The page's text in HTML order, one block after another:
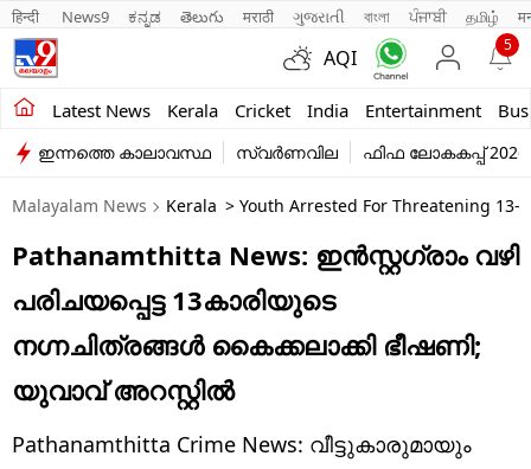
हिन्दी News9 ಕನ್ನಡ తెలుగు मराठी ગુજરાતી বাংলা ਪੰਜਾਬੀ தமிழ்
AQI
5
Latest News Kerala Cricket India Entertainment
Kerala
India
Entertainment
Business
Education
Lifestyle
ഇന്നത്തെ കാലാവസ്ഥ സ്വർണവില ഫിഫ ലോകകപ്പ് 2026
Malayalam News Kerala > Youth Arrested For Threatening
Pathanamthitta News: ഇൻസ്റ്റഗ്രാം വഴി
പരിചയപ്പെട്ട 13കാരിയുടെ
നഗ്നചിത്രങ്ങൾ കൈക്കലാക്കി ഭീഷണി;
യുവാവ് അറസ്റ്റിൽ
Pathanamthitta Crime News: വീട്ടുകാരുമായും